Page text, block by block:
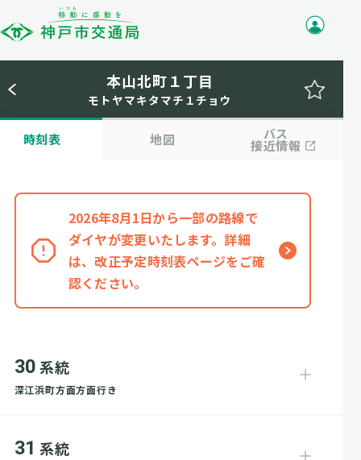
本山北町１丁目
モトヤマキタマチ１チョウ
時刻表 地図 バス
接近情報
2026年8月1日から一部の路線で
ダイヤが変更いたします。詳細
は、改正予定時刻表ページをご確
認ください。
30 系統
深江浜町方面方面行き
31 系統